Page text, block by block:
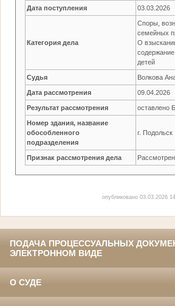
Дата поступления 03.03.2026
Категория дела
Споры,
семейных
О
детей
Судья Волкова
Дата рассмотрения 09.04.2026
Результат рассмотрения
Номер здания, название
обособленного
подразделения
г. Подольск
Признак рассмотрения дела
опубликовано 03.03.2026
ПОДАЧА ПРОЦЕССУАЛЬНЫХ
ЭЛЕКТРОННОМ ВИДЕ
О СУДЕ